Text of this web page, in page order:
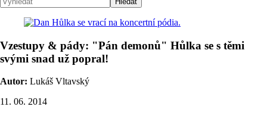
Vzestupy & pády: "Pán demonů" Hůlka se s těmi
svými snad už popral!
Autor: Lukáš Vltavský
11. 06. 2014